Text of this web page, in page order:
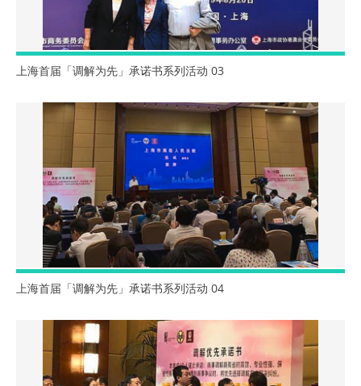
上海首届「调解为先」承诺书系列活动 03
上海首届「调解为先」承诺书系列活动 04